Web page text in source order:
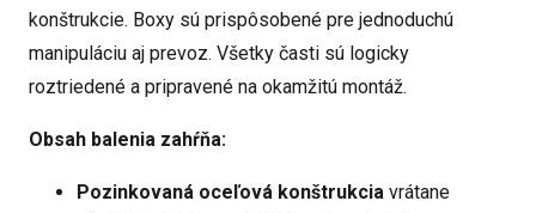
konštrukcie. Boxy sú prispôsobené pre jednoduchú
manipuláciu aj prevoz. Všetky časti sú logicky
roztriedené a pripravené na okamžitú montáž.
Obsah balenia zahŕňa:
Pozinkovaná oceľová konštrukcia vrátane